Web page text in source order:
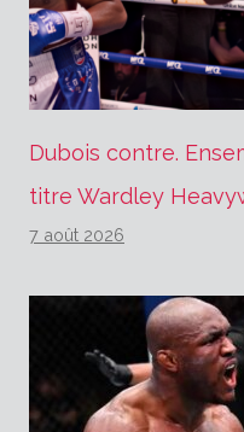
Dubois contre.
titre Wardley
7 août 2026